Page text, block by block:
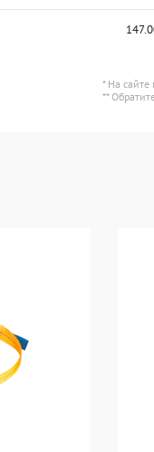
* На сайте
**